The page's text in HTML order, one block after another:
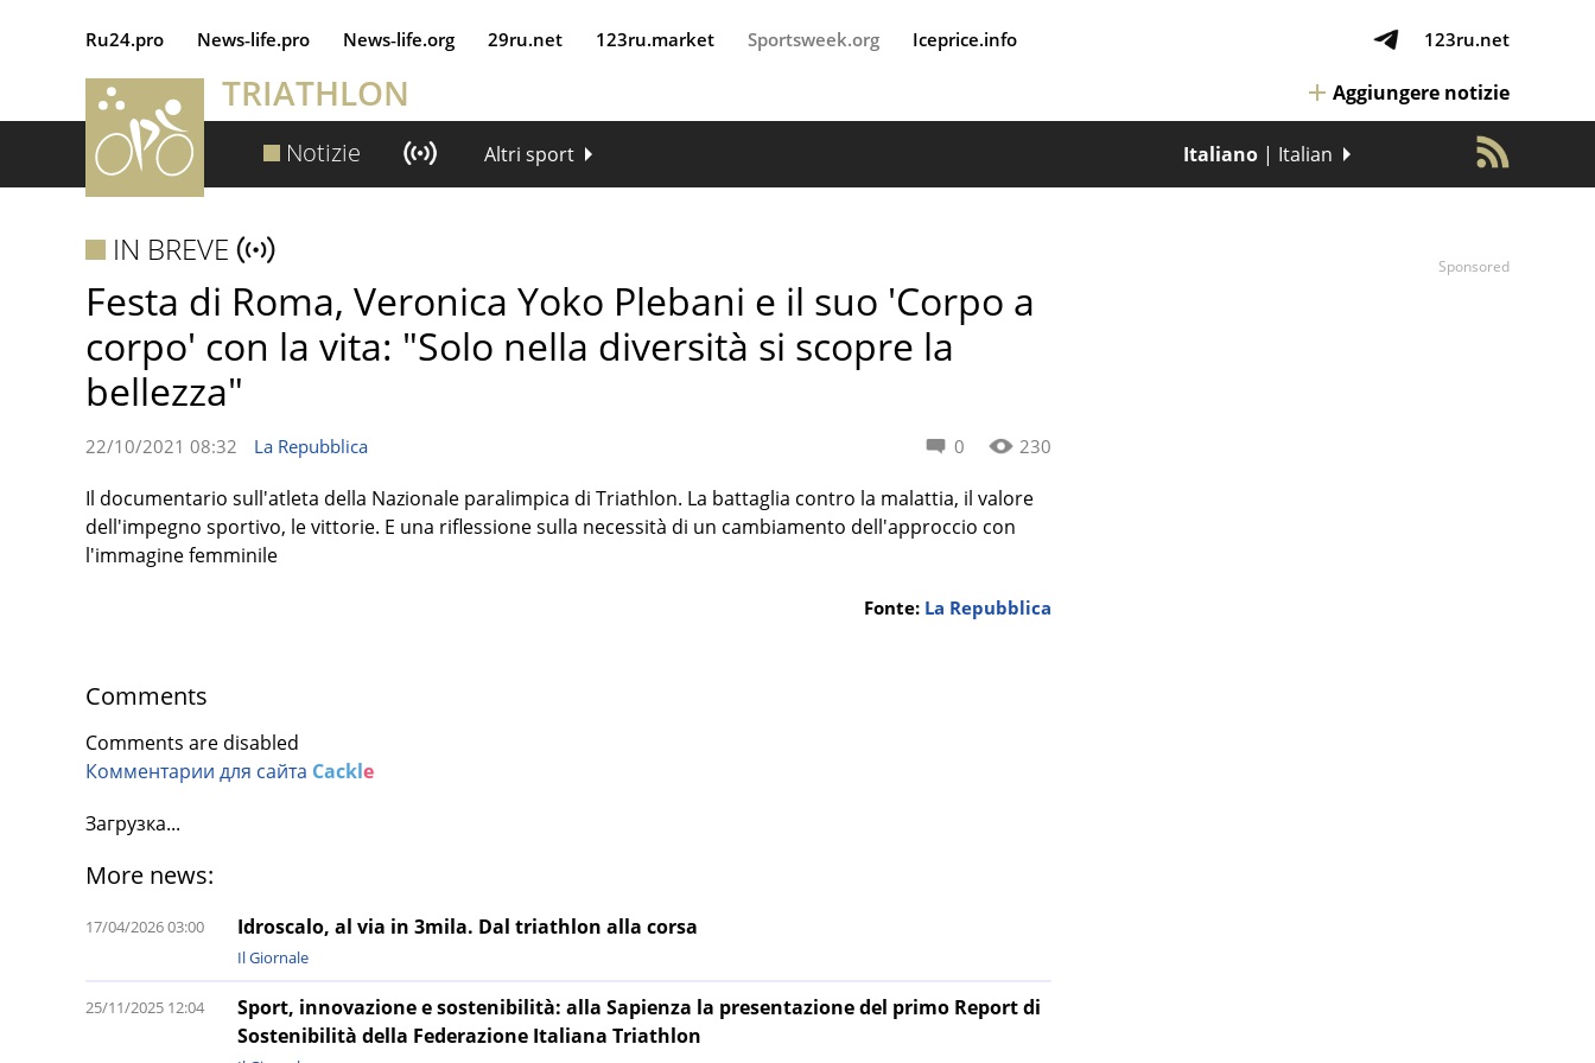
Ru24.pro News‑life.pro News‑life.org 29ru.net 123ru.market Sportsweek.org Iceprice.info 123ru.net
TRIATHLON Aggiungere notizie
Notizie Altri sport Italiano | Italian
IN BREVE
Festa di Roma, Veronica Yoko Plebani e il suo 'Corpo a
corpo' con la vita: "Solo nella diversità si scopre la
bellezza"
0 230
22/10/2021 08:32 La Repubblica
Il documentario sull'atleta della Nazionale paralimpica di Triathlon. La battaglia contro la malattia, il valore
dell'impegno sportivo, le vittorie. E una riflessione sulla necessità di un cambiamento dell'approccio con
l'immagine femminile
Fonte: La Repubblica
Comments
Comments are disabled
Комментарии для сайта Cackle
Загрузка...
More news:
Idroscalo, al via in 3mila. Dal triathlon alla corsa
17/04/2026 03:00
Il Giornale
Sport, innovazione e sostenibilità: alla Sapienza la presentazione del primo Report di
Sostenibilità della Federazione Italiana Triathlon
25/11/2025 12:04
Sponsored